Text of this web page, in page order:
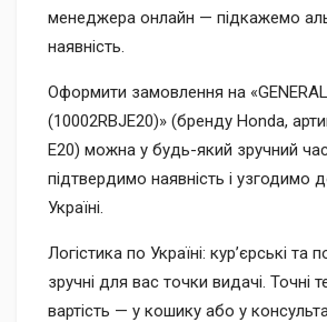
менеджера онлайн — підкажемо
наявність.
Оформити замовлення на «GENERAL
(10002RBJE20)» (бренду Honda,
E20) можна у будь-який зручний
підтвердимо наявність і узгодимо
Україні.
Логістика по Україні: кур’єрські та
зручні для вас точки видачі. Точні
вартість — у кошику або у